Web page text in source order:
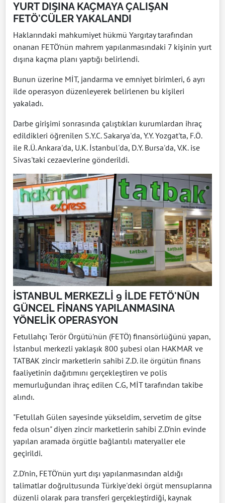
YURT DIŞINA KAÇMAYA ÇALIŞAN
FETÖ'CÜLER YAKALANDI
Haklarındaki mahkumiyet hükmü Yargıtay tarafından
onanan FETÖ'nün mahrem yapılanmasındaki 7 kişinin yurt
dışına kaçma planı yaptığı belirlendi.
Bunun üzerine MİT, jandarma ve emniyet birimleri, 6 ayrı
ilde operasyon düzenleyerek belirlenen bu kişileri
yakaladı.
Darbe girişimi sonrasında çalıştıkları kurumlardan ihraç
edildikleri öğrenilen S.Y.C. Sakarya'da, Y.Y. Yozgat'ta, F.Ö.
ile R.Ü. Ankara'da, U.K. İstanbul'da, D.Y. Bursa'da, V.K. ise
Sivas'taki cezaevlerine gönderildi.
İSTANBUL MERKEZLİ 9 İLDE FETÖ'NÜN
GÜNCEL FİNANS YAPILANMASINA
YÖNELİK OPERASYON
Fetullahçı Terör Örgütü'nün (FETÖ) finansörlüğünü yapan,
İstanbul merkezli yaklaşık 800 şubesi olan HAKMAR ve
TATBAK zincir marketlerin sahibi Z.D. ile örgütün finans
faaliyetinin dağıtımını gerçekleştiren ve polis
memurluğundan ihraç edilen C.G, MİT tarafından takibe
alındı.
"Fetullah Gülen sayesinde yükseldim, servetim de gitse
feda olsun" diyen zincir marketlerin sahibi Z.D'nin evinde
yapılan aramada örgütle bağlantılı materyaller ele
geçirildi.
Z.D'nin, FETÖ'nün yurt dışı yapılanmasından aldığı
talimatlar doğrultusunda Türkiye'deki örgüt mensuplarına
düzenli olarak para transferi gerçekleştirdiği, kaynak